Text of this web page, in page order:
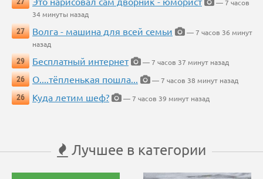
— 7 часов
34 минуты назад
27
Волга - машина для всей семьи
— 7 часов 36 минут
назад
29
Бесплатный интернет
— 7 часов 37 минут назад
26
О....тёпленькая пошла...
— 7 часов 38 минут назад
26
Куда летим шеф? — 7 часов 39 минут назад
Лучшее в категории